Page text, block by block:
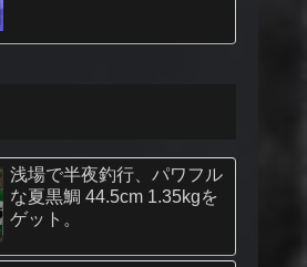
浅場で半夜釣行、パワフル
な夏黒鯛 44.5cm 1.35kgを
ゲット。